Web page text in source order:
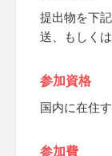
提出物を下
送、もしく
参加資格
国内に在住
参加費